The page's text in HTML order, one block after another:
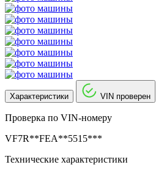
Характеристики VIN проверен
Проверка по VIN-номеру
VF7R**FEA**5515***
Технические характеристики